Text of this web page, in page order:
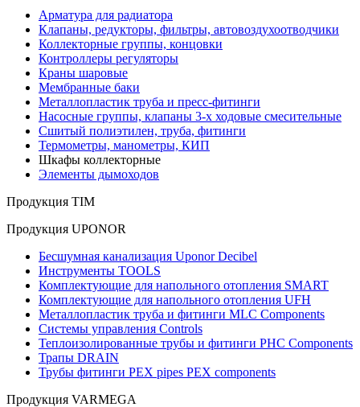
Арматура для радиатора
Клапаны, редукторы, фильтры, автовоздухоотводчики
Коллекторные группы, концовки
Контроллеры регуляторы
Краны шаровые
Мембранные баки
Металлопластик труба и пресс-фитинги
Насосные группы, клапаны 3-х ходовые смесительные
Сшитый полиэтилен, труба, фитинги
Термометры, манометры, КИП
Шкафы коллекторные
Элементы дымоходов
Продукция TIM
Продукция UPONOR
Бесшумная канализация Uponor Decibel
Инструменты TOOLS
Комплектующие для напольного отопления SMART
Комплектующие для напольного отопления UFH
Металлопластик труба и фитинги MLC Components
Системы управления Controls
Теплоизолированные трубы и фитинги PHC Components
Трапы DRAIN
Трубы фитинги PEX pipes PEX components
Продукция VARMEGA